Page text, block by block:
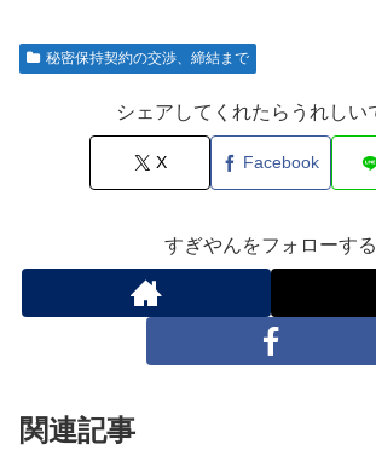
秘密保持契約の交渉、締結まで
シェアしてくれたらうれしい
X Facebook
すぎやんをフォローする
関連記事